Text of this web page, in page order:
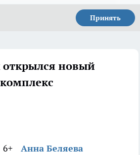
Принять
открылся новый
6+ Анна Беляева